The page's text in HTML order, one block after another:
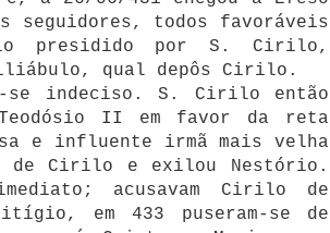
seguidores, todos favoráveis
presidido por S. Cirilo,
qual depôs Cirilo.
se indeciso. S. Cirilo então
II em favor da reta
e influente irmã mais velha
de Cirilo e exilou Nestório.
acusavam Cirilo de
em 433 puseram-se de